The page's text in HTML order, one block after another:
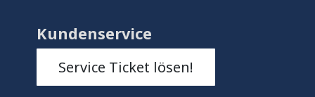
Kundenservice
Service Ticket lösen!